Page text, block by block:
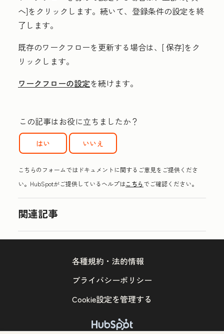
へ]をクリックします。続いて、登録条件の設定を終
了します。
既存のワークフローを更新する場合は、[保存]をク
リックします。
ワークフローの設定を続けます。
この記事はお役に立ちましたか？
はい いいえ
こちらのフォームではドキュメントに関するご意見をご提供くださ
い。HubSpotがご提供しているヘルプはこちらでご確認ください。
関連記事
各種規約・法的情報
プライバシーポリシー
Cookie設定を管理する